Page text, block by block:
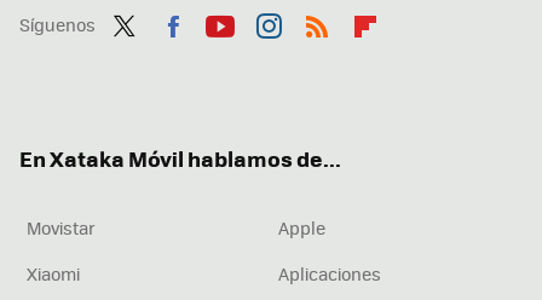
Síguenos
En Xataka Móvil hablamos de...
Movistar
Apple
Xiaomi
Aplicaciones